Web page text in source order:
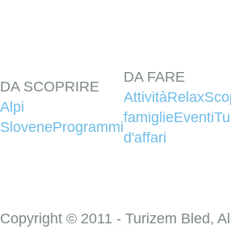
DA SCOPRIRE
Alpi
SloveneProgrammi
DA FARE
AttivitàRelax
famiglieEventi
d'affari
Copyright © 2011 - Turizem Bled,